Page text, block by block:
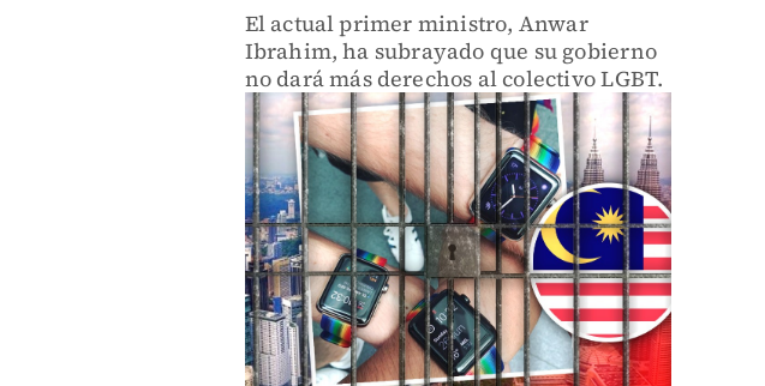
El actual primer ministro, Anwar
Ibrahim, ha subrayado que su gobierno
no dará más derechos al colectivo LGBT.